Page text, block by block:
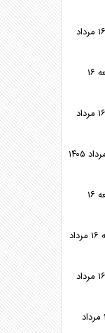
جدول قطعی برق استان تهران فردا جمعه ۱۶ مرداد
جدول قطعی برق استان مازندران فردا جمعه ۱۶
جدول قطعی برق استان گیلان فردا جمعه ۱۶ مرداد
جدول قطعی برق استان قم فردا جمعه ۱۶ مرداد ۱۴۰۵
جدول قطعی برق استان کرمانشاه فردا جمعه ۱۶
جدول قطعی برق استان اصفهان فردا جمعه ۱۶ مرداد
جدول قطعی برق استان فارس فردا جمعه ۱۶ مرداد
جدول قطعی برق استان البرز فردا جمعه ۱۶ مرداد